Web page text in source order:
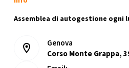
Assemblea di autogestione ogni
Genova
Corso Monte Grappa,